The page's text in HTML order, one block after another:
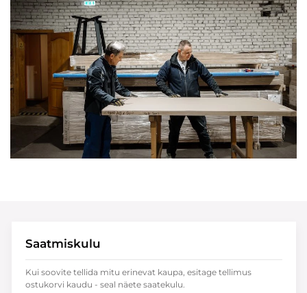
Saatmiskulu
Kui soovite tellida mitu erinevat kaupa, esitage tellimus
ostukorvi kaudu - seal näete saatekulu.